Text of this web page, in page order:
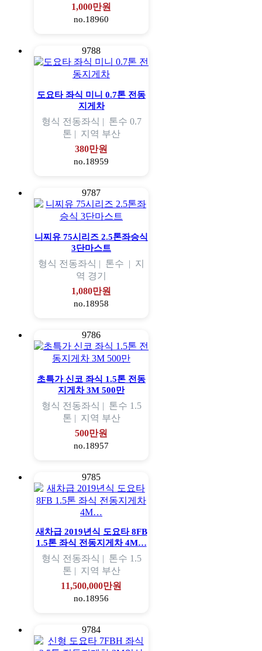
1,000만원
no.18960
9788
도요타 좌식 미니 0.7톤 전동
지게차
형식 전동좌식 | 톤수 0.7
톤 | 지역 부산
380만원
no.18959
9787
니찌유 75시리즈 2.5톤좌승식
3단마스트
형식 전동좌식 | 톤수 | 지
역 경기
1,080만원
no.18958
9786
초특가 신코 좌식 1.5톤 전동
지게차 3M 500만
형식 전동좌식 | 톤수 1.5
톤 | 지역 부산
500만원
no.18957
9785
새차급 2019년식 도요타 8FB
1.5톤 좌식 전동지게차 4M…
형식 전동좌식 | 톤수 1.5
톤 | 지역 부산
11,500,000만원
no.18956
9784